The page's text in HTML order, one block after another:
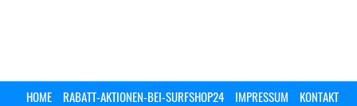
HOME RABATT-AKTIONEN-BEI-SURFSHOP24 IMPRESSUM
KONTAKT